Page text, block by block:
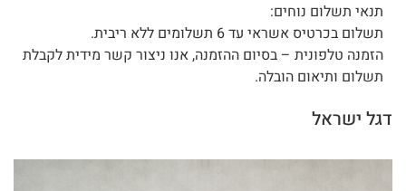
תנאי תשלום נוחים:
תשלום בכרטיס אשראי עד 6 תשלומים ללא ריבית.
הזמנה טלפונית – בסיום ההזמנה, אנו ניצור קשר מידית לקבלת
תשלום ותיאום הובלה.
דגל ישראל